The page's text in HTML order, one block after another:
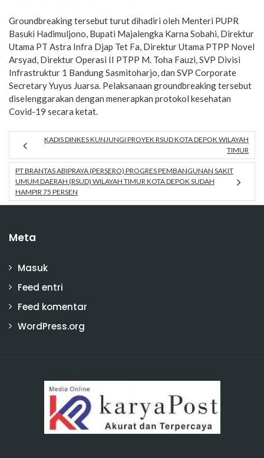
Groundbreaking tersebut turut dihadiri oleh Menteri PUPR
Basuki Hadimuljono, Bupati Majalengka Karna Sobahi, Direktur
Utama PT Astra Infra Djap Tet Fa, Direktur Utama PTPP Novel
Arsyad, Direktur Operasi II PTPP M. Toha Fauzi, SVP Divisi
Infrastruktur 1 Bandung Sasmitoharjo, dan SVP Corporate
Secretary Yuyus Juarsa. Pelaksanaan groundbreaking tersebut
diselenggarakan dengan menerapkan protokol kesehatan
Covid-19 secara ketat.
KADIS DINKES KUNJUNGI PROYEK RSUD KOTA DEPOK WILAYAH
TIMUR
PT BRANTAS ABIPRAYA (PERSERO) PROGRES PEMBANGUNAN SAKIT
UMUM DAERAH (RSUD) WILAYAH TIMUR KOTA DEPOK SUDAH
HAMPIR 75 PERSEN
Meta
Masuk
Feed entri
Feed komentar
WordPress.org